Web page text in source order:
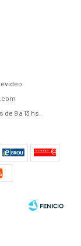
9 a 13 hs.